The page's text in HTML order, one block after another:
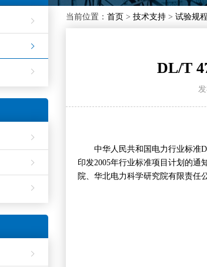
当前位置： 首页 > 技术支持 > 试验规程
DL/T
中华人民共和国电力行业标准
印发2005年行业标准项目计划的通
院、华北电力科学研究院有限责任